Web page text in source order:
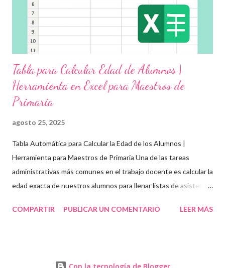
como la empatía, la comunicación y el autocuidado Aplicar ...
Tabla para Calcular Edad de Alumnos |
Herramienta en Excel para Maestros de
Primaria
agosto 25, 2025
Tabla Automática para Calcular la Edad de los Alumnos |
Herramienta para Maestros de Primaria Una de las tareas
administrativas más comunes en el trabajo docente es calcular la
edad exacta de nuestros alumnos para llenar listas de asistencia
ayudarte con esta tarea, te compartimos una tabla automática
COMPARTIR PUBLICAR UN COMENTARIO LEER MÁS
Con la tecnología de Blogger